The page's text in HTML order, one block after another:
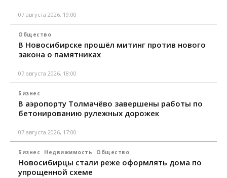
07 августа 2026, 19:00
Общество
В Новосибирске прошёл митинг против нового
закона о памятниках
07 августа 2026, 18:00
Бизнес
В аэропорту Толмачёво завершены работы по
бетонированию рулежных дорожек
07 августа 2026, 17:00
Бизнес Недвижимость Общество
Новосибирцы стали реже оформлять дома по
упрощенной схеме